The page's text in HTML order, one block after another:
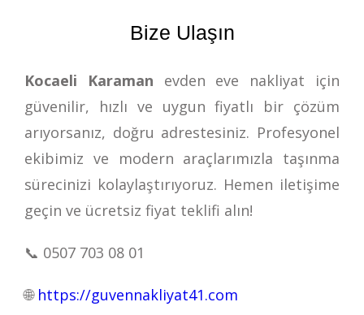
Bize Ulaşın
Kocaeli Karaman evden eve nakliyat için
güvenilir, hızlı ve uygun fiyatlı bir çözüm
arıyorsanız, doğru adrestesiniz. Profesyonel
ekibimiz ve modern araçlarımızla taşınma
sürecinizi kolaylaştırıyoruz. Hemen iletişime
geçin ve ücretsiz fiyat teklifi alın!
📞 0507 703 08 01
🌐 https://guvennakliyat41.com